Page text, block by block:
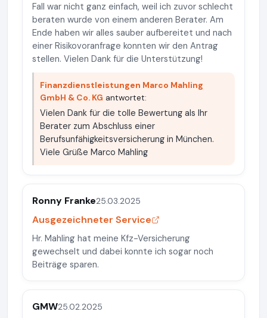
Fall war nicht ganz einfach, weil ich zuvor schlecht
beraten wurde von einem anderen Berater. Am
Ende haben wir alles sauber aufbereitet und nach
einer Risikovoranfrage konnten wir den Antrag
stellen. Vielen Dank für die Unterstützung!
Finanzdienstleistungen Marco Mahling
GmbH & Co. KG antwortet:
Vielen Dank für die tolle Bewertung als Ihr
Berater zum Abschluss einer
Berufsunfähigkeitsversicherung in München.
Viele Grüße Marco Mahling
Ronny Franke25.03.2025
Ausgezeichneter Service
Hr. Mahling hat meine Kfz-Versicherung
gewechselt und dabei konnte ich sogar noch
Beiträge sparen.
GMW25.02.2025